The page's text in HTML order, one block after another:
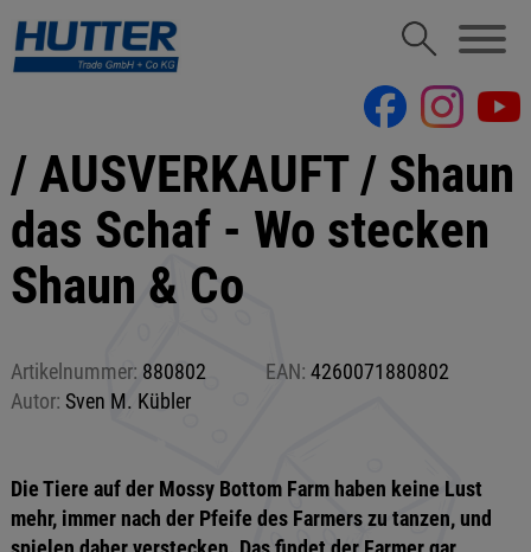
/ AUSVERKAUFT / Shaun
das Schaf - Wo stecken
Shaun & Co
Artikelnummer: 880802 EAN: 4260071880802
Autor: Sven M. Kübler
Die Tiere auf der Mossy Bottom Farm haben keine Lust
mehr, immer nach der Pfeife des Farmers zu tanzen, und